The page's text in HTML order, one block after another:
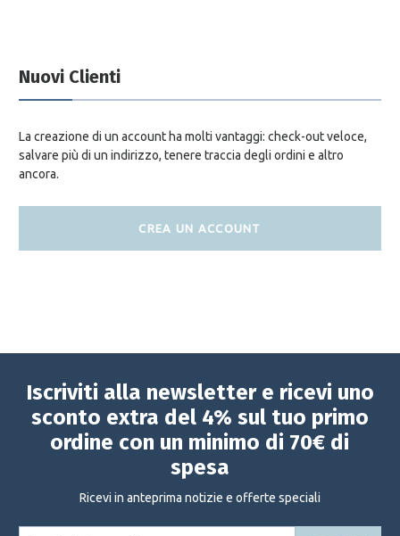
Nuovi Clienti
La creazione di un account ha molti vantaggi: check-out veloce,
salvare più di un indirizzo, tenere traccia degli ordini e altro
ancora.
CREA UN ACCOUNT
Iscriviti alla newsletter e ricevi uno
sconto extra del 4% sul tuo primo
ordine con un minimo di 70€ di
spesa
Ricevi in anteprima notizie e offerte speciali